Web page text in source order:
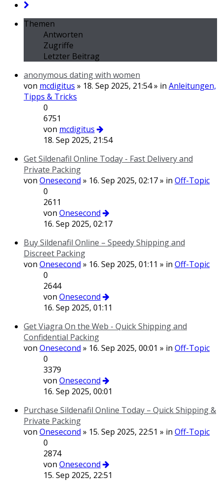
Themen
Antworten
Zugriffe
Letzter Beitrag
anonymous dating with women
von mcdigitus » 18. Sep 2025, 21:54 » in Anleitungen,
Tipps & Tricks
0
6751
von mcdigitus
18. Sep 2025, 21:54
Get Sildenafil Online Today - Fast Delivery and
Private Packing
von Onesecond » 16. Sep 2025, 02:17 » in Off-Topic
0
2611
von Onesecond
16. Sep 2025, 02:17
Buy Sildenafil Online – Speedy Shipping and
Discreet Packing
von Onesecond » 16. Sep 2025, 01:11 » in Off-Topic
0
2644
von Onesecond
16. Sep 2025, 01:11
Get Viagra On the Web - Quick Shipping and
Confidential Packing
von Onesecond » 16. Sep 2025, 00:01 » in Off-Topic
0
3379
von Onesecond
16. Sep 2025, 00:01
Purchase Sildenafil Online Today – Quick Shipping &
Private Packing
von Onesecond » 15. Sep 2025, 22:51 » in Off-Topic
0
2874
von Onesecond
15. Sep 2025, 22:51